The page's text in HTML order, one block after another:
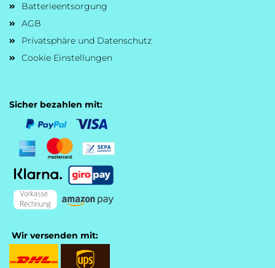
Batterieentsorgung
AGB
Privatsphäre und Datenschutz
Cookie Einstellungen
Sicher bezahlen mit:
Wir versenden mit: